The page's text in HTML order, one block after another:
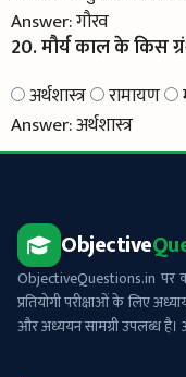
Answer:गौरव
20. मौर्य काल के किस
अर्थशास्त्र रामायण
Answer:अर्थशास्त्र
Objective
ObjectiveQuestions.in पर
प्रतियोगी परीक्षाओं के लिए
और अध्ययन सामग्री उपलब्ध है।